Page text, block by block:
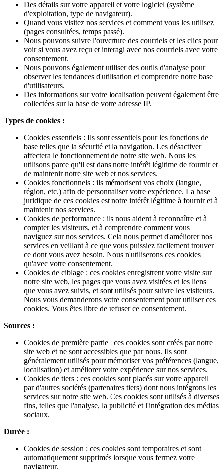
Des détails sur votre appareil et votre logiciel (système
d'exploitation, type de navigateur).
Quand vous visitez nos services et comment vous les utilisez
(pages consultées, temps passé).
Nous pouvons suivre l'ouverture des courriels et les clics pour
voir si vous avez reçu et interagi avec nos courriels avec votre
consentement.
Nous pouvons également utiliser des outils d'analyse pour
observer les tendances d'utilisation et comprendre notre base
d'utilisateurs.
Des informations sur votre localisation peuvent également être
collectées sur la base de votre adresse IP.
Types de cookies :
Cookies essentiels : Ils sont essentiels pour les fonctions de
base telles que la sécurité et la navigation. Les désactiver
affectera le fonctionnement de notre site web. Nous les
utilisons parce qu'il est dans notre intérêt légitime de fournir et
de maintenir notre site web et nos services.
Cookies fonctionnels : ils mémorisent vos choix (langue,
région, etc.) afin de personnaliser votre expérience. La base
juridique de ces cookies est notre intérêt légitime à fournir et à
maintenir nos services.
Cookies de performance : ils nous aident à reconnaître et à
compter les visiteurs, et à comprendre comment vous
naviguez sur nos services. Cela nous permet d'améliorer nos
services en veillant à ce que vous puissiez facilement trouver
ce dont vous avez besoin. Nous n'utiliserons ces cookies
qu'avec votre consentement.
Cookies de ciblage : ces cookies enregistrent votre visite sur
notre site web, les pages que vous avez visitées et les liens
que vous avez suivis, et sont utilisés pour suivre les visiteurs.
Nous vous demanderons votre consentement pour utiliser ces
cookies. Vous êtes libre de refuser ce consentement.
Sources :
Cookies de première partie : ces cookies sont créés par notre
site web et ne sont accessibles que par nous. Ils sont
généralement utilisés pour mémoriser vos préférences (langue,
localisation) et améliorer votre expérience sur nos services.
Cookies de tiers : ces cookies sont placés sur votre appareil
par d'autres sociétés (partenaires tiers) dont nous intégrons les
services sur notre site web. Ces cookies sont utilisés à diverses
fins, telles que l'analyse, la publicité et l'intégration des médias
sociaux.
Durée :
Cookies de session : ces cookies sont temporaires et sont
automatiquement supprimés lorsque vous fermez votre
navigateur.